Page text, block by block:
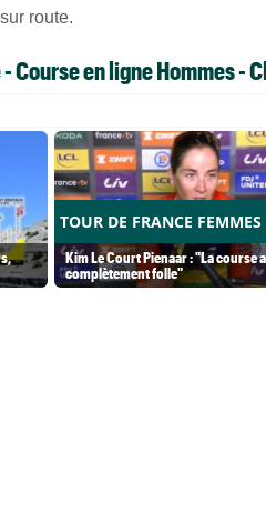
route.
Course en ligne Hommes -
TOUR DE FRANCE FEMMES
Kim Le Court Pienaar : "La course
complètement folle"